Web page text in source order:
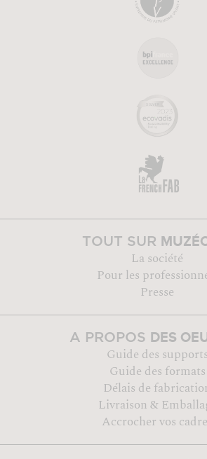
TOUT SUR
La société
Pour les
Presse
A PROPOS DES
Guide des supports
Guide des formats
Délais de
Livraison &
Accrocher vos